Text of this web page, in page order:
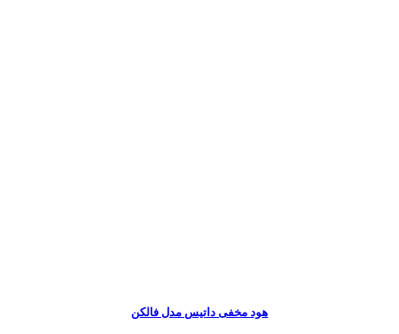
هود مخفی داتیس مدل فالکن